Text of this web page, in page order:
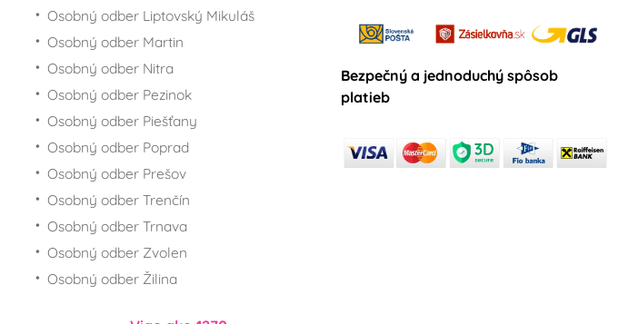
Osobný odber Liptovský Mikuláš
Osobný odber Martin
Osobný odber Nitra
Osobný odber Pezinok
Osobný odber Piešťany
Osobný odber Poprad
Osobný odber Prešov
Osobný odber Trenčín
Osobný odber Trnava
Osobný odber Zvolen
Osobný odber Žilina
Bezpečný a jednoduchý spôsob
platieb